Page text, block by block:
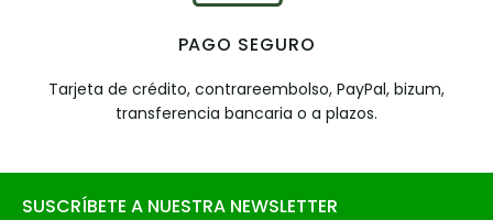
PAGO SEGURO
Tarjeta de crédito, contrareembolso, PayPal, bizum,
transferencia bancaria o a plazos.
SUSCRÍBETE A NUESTRA NEWSLETTER